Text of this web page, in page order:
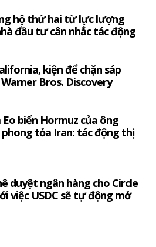
hộ thứ hai từ lực lượng
đầu tư cân nhắc tác động
kiện để chặn sáp
Bros. Discovery
biển Hormuz của ông
tỏa Iran: tác động thị
duyệt ngân hàng cho Circle
việc USDC sẽ tự động mở